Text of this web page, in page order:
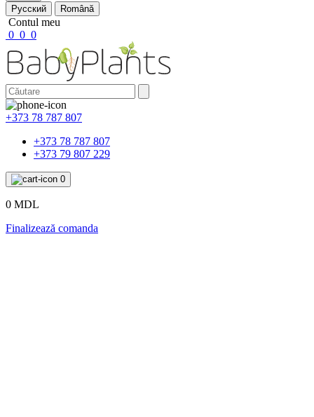
Русский
Română
Contul meu
0 0 0
+373 78 787 807
+373 78 787 807
+373 79 807 229
0
0 MDL
Finalizează comanda